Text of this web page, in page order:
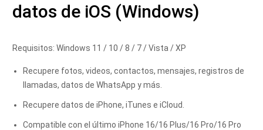
datos de iOS (Windows)
Requisitos: Windows 11 / 10 / 8 / 7 / Vista / XP
Recupere fotos, videos, contactos, mensajes, registros de
llamadas, datos de WhatsApp y más.
Recupere datos de iPhone, iTunes e iCloud.
Compatible con el último iPhone 16/16 Plus/16 Pro/16 Pro